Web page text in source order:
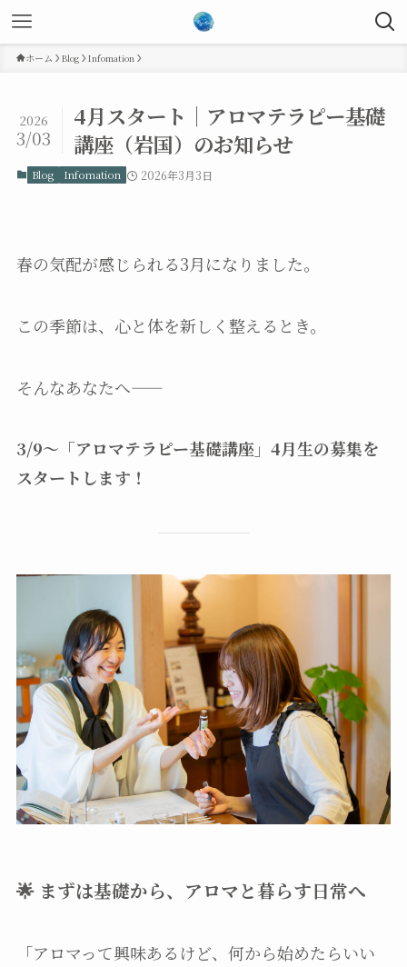
ホーム Blog Infomation
4月スタート｜アロマテラピー基礎
講座（岩国）のお知らせ
2026
3/03
Blog Infomation 2026年3月3日
春の気配が感じられる3月になりました。
この季節は、心と体を新しく整えるとき。
そんなあなたへ――
3/9～「アロマテラピー基礎講座」4月生の募集を
スタートします！
🌟 まずは基礎から、アロマと暮らす日常へ
「アロマって興味あるけど、何から始めたらいい